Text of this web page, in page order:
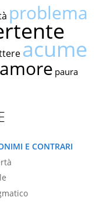
problema
acume
amore paura
E CONTRARI